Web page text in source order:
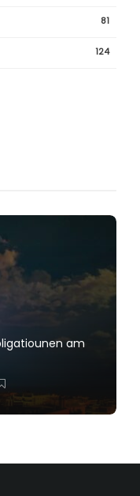
81
124
am